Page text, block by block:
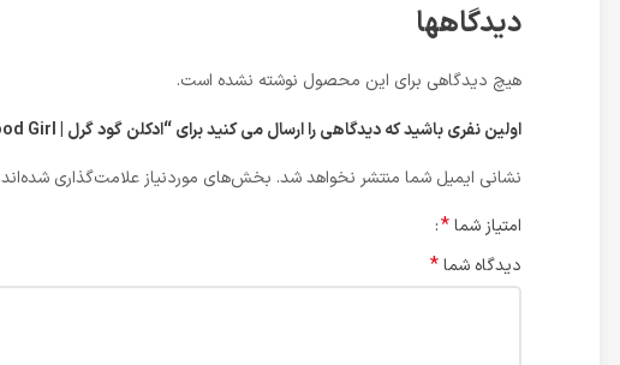
دیدگاهها
هیچ دیدگاهی برای این محصول نوشته نشده است.
اولین نفری باشید که دیدگاهی را ارسال می کنید برای “ادکلن گود گرل | Carolina Herrera Good Girl”
نشانی ایمیل شما منتشر نخواهد شد. بخش‌های موردنیاز علامت‌گذاری شده‌اند
امتیاز شما*
دیدگاه شما*